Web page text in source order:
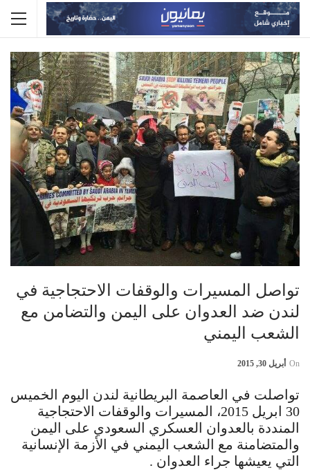
تواصل المسيرات والوقفات الاحتجاجية في
لندن ضد العدوان على اليمن والتضامن مع
الشعب اليمني
On أبريل 30, 2015
تواصلت في العاصمة البريطانية لندن اليوم الخميس
30 ابريل 2015، المسيرات والوقفات الاحتجاجية
المنددة بالعدوان العسكري السعودي على اليمن
والمتضامنة مع الشعب اليمني في الأزمة الإنسانية
التي يعيشها جراء العدوان .